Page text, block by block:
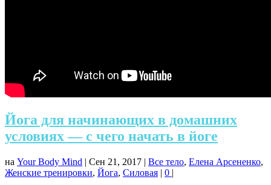
Йога для начинающих в домашних
условиях — с чего начать в йоге
на Your Body Mind | Сен 21, 2017 | Все тело, Елена Арсененко,
Женские тренировки, Йога, Силовая | 0 |